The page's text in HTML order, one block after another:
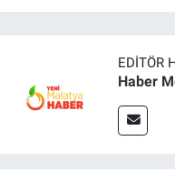
EDITÖR
Haber